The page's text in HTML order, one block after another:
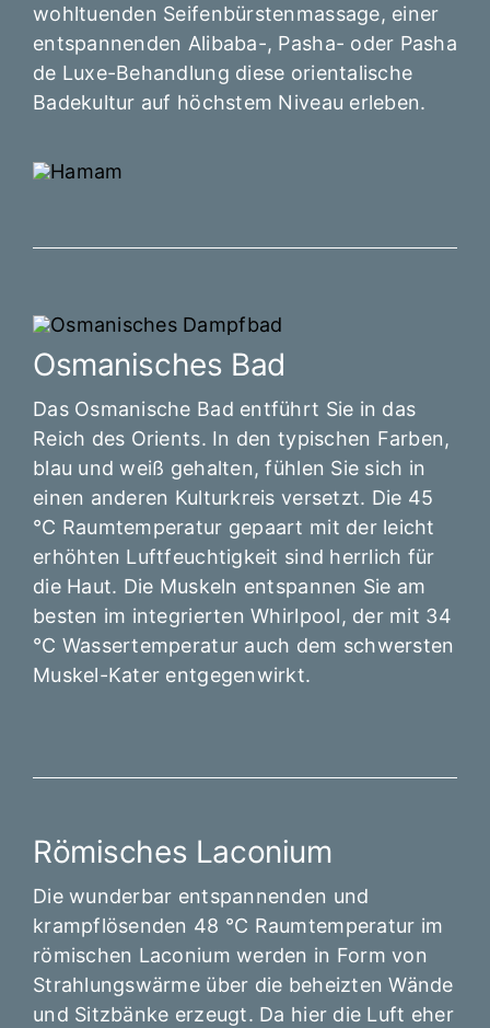
wohltuenden Seifenbürstenmassage, einer
entspannenden Alibaba-, Pasha- oder Pasha
de Luxe-Behandlung diese orientalische
Badekultur auf höchstem Niveau erleben.
Osmanisches Bad
Das Osmanische Bad entführt Sie in das
Reich des Orients. In den typischen Farben,
blau und weiß gehalten, fühlen Sie sich in
einen anderen Kulturkreis versetzt. Die 45
°C Raumtemperatur gepaart mit der leicht
erhöhten Luftfeuchtigkeit sind herrlich für
die Haut. Die Muskeln entspannen Sie am
besten im integrierten Whirlpool, der mit 34
°C Wassertemperatur auch dem schwersten
Muskel-Kater entgegenwirkt.
Römisches Laconium
Die wunderbar entspannenden und
krampflösenden 48 °C Raumtemperatur im
römischen Laconium werden in Form von
Strahlungswärme über die beheizten Wände
und Sitzbänke erzeugt. Da hier die Luft eher